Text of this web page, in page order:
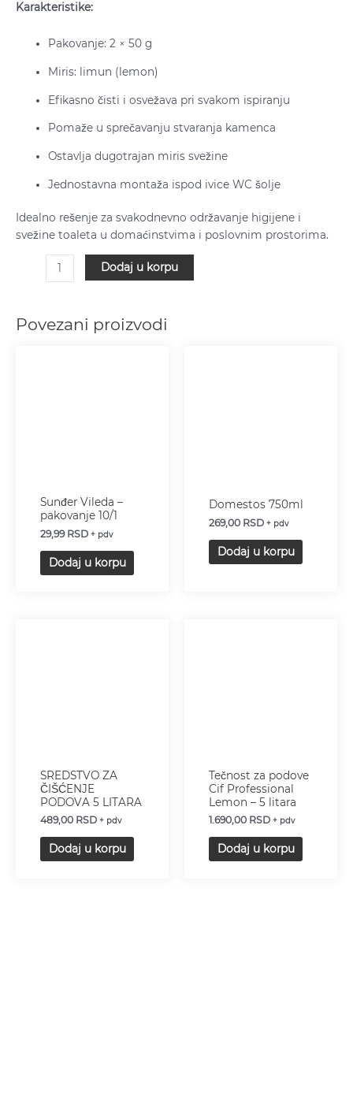
Karakteristike:
Pakovanje: 2 × 50 g
Miris: limun (lemon)
Efikasno čisti i osvežava pri svakom ispiranju
Pomaže u sprečavanju stvaranja kamenca
Ostavlja dugotrajan miris svežine
Jednostavna montaža ispod ivice WC šolje
Idealno rešenje za svakodnevno održavanje higijene i
svežine toaleta u domaćinstvima i poslovnim prostorima.
Dodaj u korpu
Povezani proizvodi
Sunđer Vileda –
pakovanje 10/1
29,99 RSD + pdv
Dodaj u korpu
Domestos 750ml
269,00 RSD + pdv
Dodaj u korpu
SREDSTVO ZA
ČIŠĆENJE
PODOVA 5 LITARA
489,00 RSD + pdv
Dodaj u korpu
Tečnost za podove
Cif Professional
Lemon – 5 litara
1.690,00 RSD + pdv
Dodaj u korpu